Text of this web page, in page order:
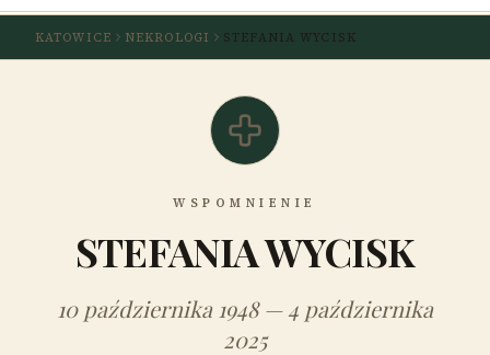
KATOWICE NEKROLOGI STEFANIA WYCISK
WSPOMNIENIE
STEFANIA WYCISK
10 października 1948 — 4 października
2025